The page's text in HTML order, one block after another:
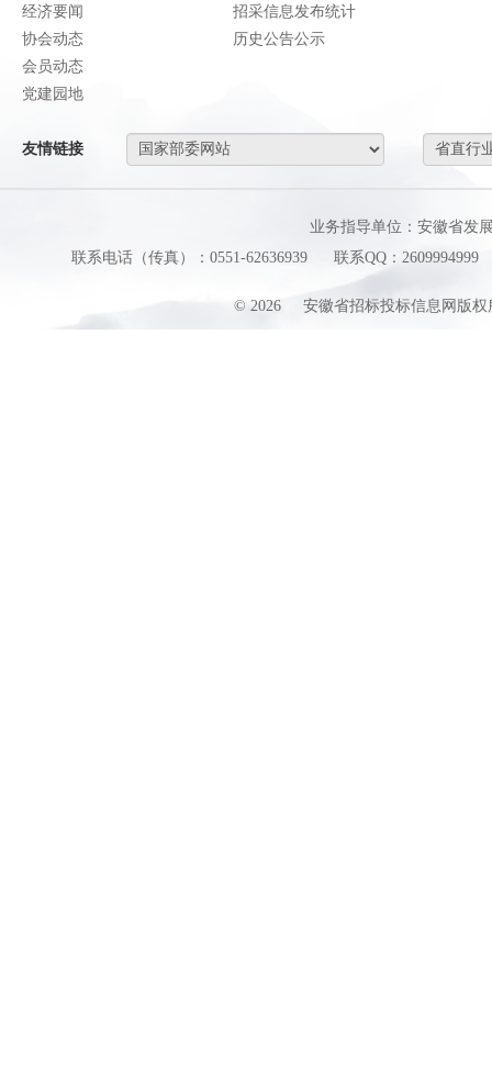
经济要闻
协会动态
会员动态
党建园地
招采信息发布统计
历史公告公示
友情链接
业务指导单位：安徽省发
联系电话（传真）：0551-62636939
联系QQ：2609994999
© 2026 安徽省招标投标信息网版